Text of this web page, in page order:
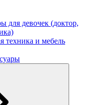
для девочек (доктор,
техника и мебель